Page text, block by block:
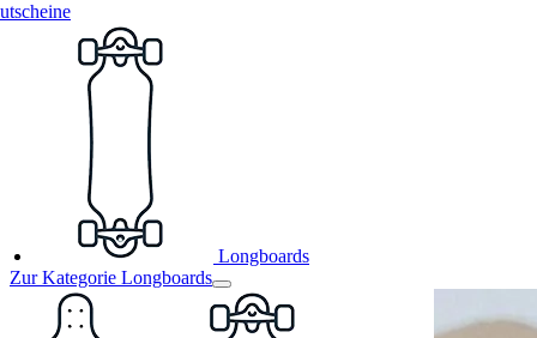
Longboards
Zur Kategorie Longboards